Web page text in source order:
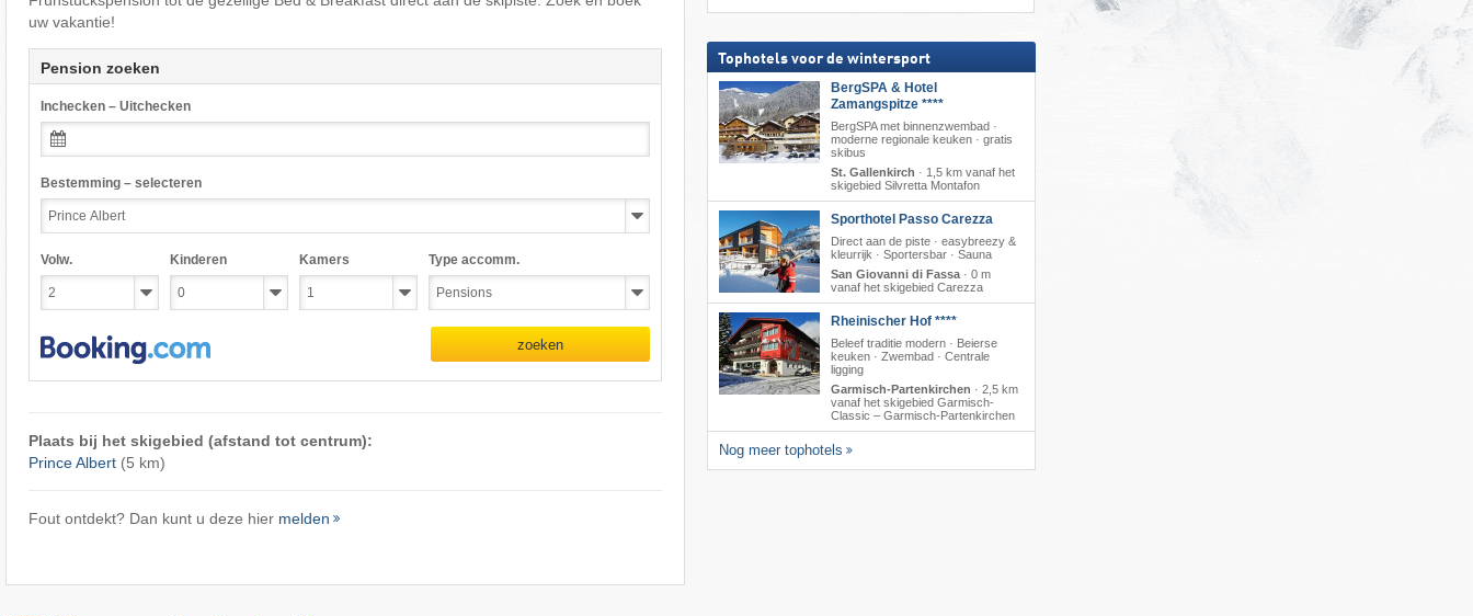
uw vakantie!
Pension zoeken
Inchecken – Uitchecken
Bestemming – selecteren
Volw. Kinderen Kamers Type accomm.
zoeken
Plaats bij het skigebied (afstand tot centrum):
Prince Albert(5 km)
Fout ontdekt? Dan kunt u deze hier melden
Tophotels voor de wintersport
BergSPA & Hotel
Zamangspitze ****
BergSPA met binnenzwembad ·
moderne regionale keuken · gratis
skibus
St. Gallenkirch · 1,5 km vanaf het
skigebied Silvretta Montafon
Sporthotel Passo Carezza
Direct aan de piste · easybreezy &
kleurrijk · Sportersbar · Sauna
San Giovanni di Fassa· 0 m
vanaf het skigebied Carezza
Rheinischer Hof ****
Beleef traditie modern · Beierse
keuken · Zwembad · Centrale
ligging
Garmisch-Partenkirchen · 2,5 km
vanaf het skigebied Garmisch-
Classic – Garmisch-Partenkirchen
Nog meer tophotels